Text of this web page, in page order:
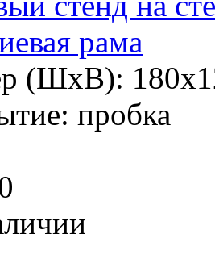
рама
(ШхВ):
пробка